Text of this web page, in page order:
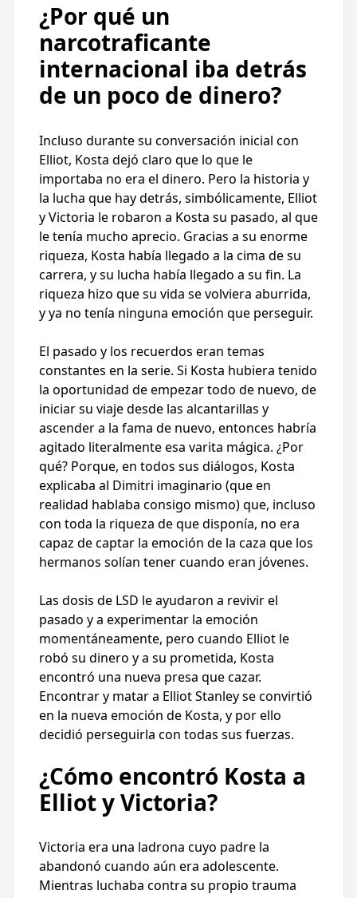
¿Por qué un
narcotraficante
internacional iba detrás
de un poco de dinero?
Incluso durante su conversación inicial con
Elliot, Kosta dejó claro que lo que le
importaba no era el dinero. Pero la historia y
la lucha que hay detrás, simbólicamente, Elliot
y Victoria le robaron a Kosta su pasado, al que
le tenía mucho aprecio. Gracias a su enorme
riqueza, Kosta había llegado a la cima de su
carrera, y su lucha había llegado a su fin. La
riqueza hizo que su vida se volviera aburrida,
y ya no tenía ninguna emoción que perseguir.
El pasado y los recuerdos eran temas
constantes en la serie. Si Kosta hubiera tenido
la oportunidad de empezar todo de nuevo, de
iniciar su viaje desde las alcantarillas y
ascender a la fama de nuevo, entonces habría
agitado literalmente esa varita mágica. ¿Por
qué? Porque, en todos sus diálogos, Kosta
explicaba al Dimitri imaginario (que en
realidad hablaba consigo mismo) que, incluso
con toda la riqueza de que disponía, no era
capaz de captar la emoción de la caza que los
hermanos solían tener cuando eran jóvenes.
Las dosis de LSD le ayudaron a revivir el
pasado y a experimentar la emoción
momentáneamente, pero cuando Elliot le
robó su dinero y a su prometida, Kosta
encontró una nueva presa que cazar.
Encontrar y matar a Elliot Stanley se convirtió
en la nueva emoción de Kosta, y por ello
decidió perseguirla con todas sus fuerzas.
¿Cómo encontró Kosta a
Elliot y Victoria?
Victoria era una ladrona cuyo padre la
abandonó cuando aún era adolescente.
Mientras luchaba contra su propio trauma